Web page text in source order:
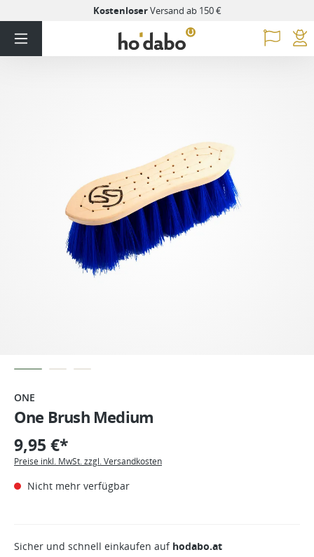
KostenloserVersand ab 150 €
ONE
One Brush Medium
9,95 €*
Preise inkl. MwSt. zzgl. Versandkosten
Nicht mehr verfügbar
Sicher und schnell einkaufen auf hodabo.at